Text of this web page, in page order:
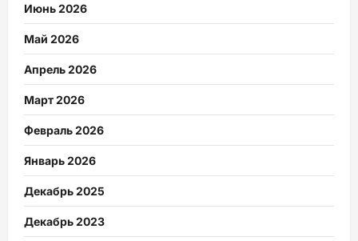
Июнь 2026
Май 2026
Апрель 2026
Март 2026
Февраль 2026
Январь 2026
Декабрь 2025
Декабрь 2023